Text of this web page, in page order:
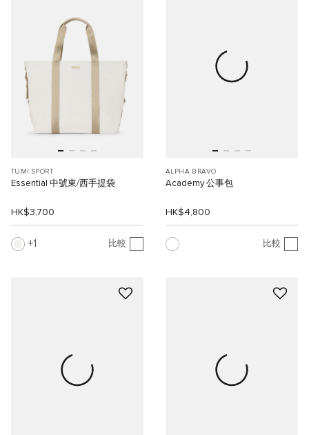
TUMI SPORT
Essential 中號東/西手提袋
HK$3,700
1 比較
ALPHA BRAVO
Academy 公事包
HK$4,800
比較